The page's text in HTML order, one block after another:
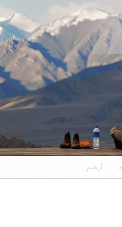
آرشیو